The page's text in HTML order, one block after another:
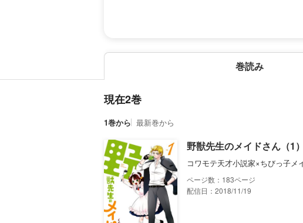
巻読み
現在2巻
1巻から 最新巻から
野獣先生のメイドさん（1）
コワモテ天才小説家×ちびっ子メ
183
配信日：2018/11/19